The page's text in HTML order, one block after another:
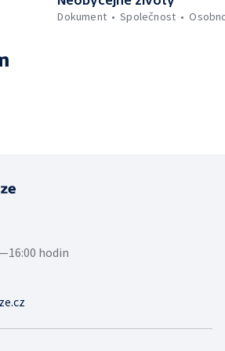
Dokument
Společnost
hodin